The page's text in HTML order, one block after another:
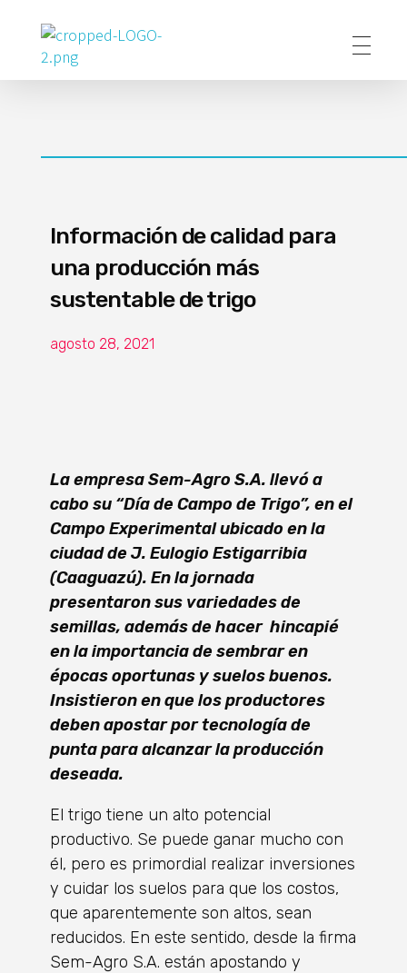
Poder Agropecuario
Información de calidad para
una producción más
sustentable de trigo
agosto 28, 2021
La empresa Sem-Agro S.A. llevó a
cabo su “Día de Campo de Trigo”, en el
Campo Experimental ubicado en la
ciudad de J. Eulogio Estigarribia
(Caaguazú). En la jornada
presentaron sus variedades de
semillas, además de hacer hincapié
en la importancia de sembrar en
épocas oportunas y suelos buenos.
Insistieron en que los productores
deben apostar por tecnología de
punta para alcanzar la producción
deseada.
El trigo tiene un alto potencial
productivo. Se puede ganar mucho con
él, pero es primordial realizar inversiones
y cuidar los suelos para que los costos,
que aparentemente son altos, sean
reducidos. En este sentido, desde la firma
Sem-Agro S.A. están apostando y